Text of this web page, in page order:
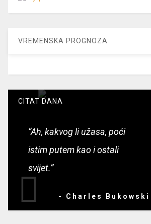
VREMENSKA PROGNOZA
CITAT DANA
“Ah, kakvog li užasa, poći
istim putem kao i ostali
svijet.”
- Charles Bukowski